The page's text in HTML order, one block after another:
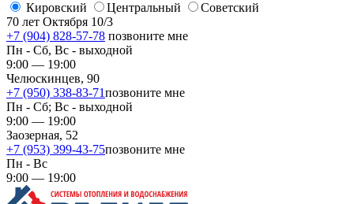
Кировский
​Центральный
​Советский
70 лет Октября 10/3
+7 (904) 828-57-78 позвоните мне
Пн - Сб, Вс - выходной
9:00 — 19:00
Челюскинцев, 90
+7 (950) 338-83-71позвоните мне
Пн - Сб; Вс - выходной
9:00 — 19:00
Заозерная, 52
+7 (953) 399-43-75позвоните мне
Пн - Вс
9:00 — 19:00